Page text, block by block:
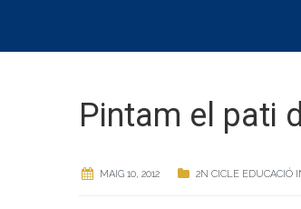
Pintam el pati
MAIG 10, 2012 2N CICLE EDUCACIÓ